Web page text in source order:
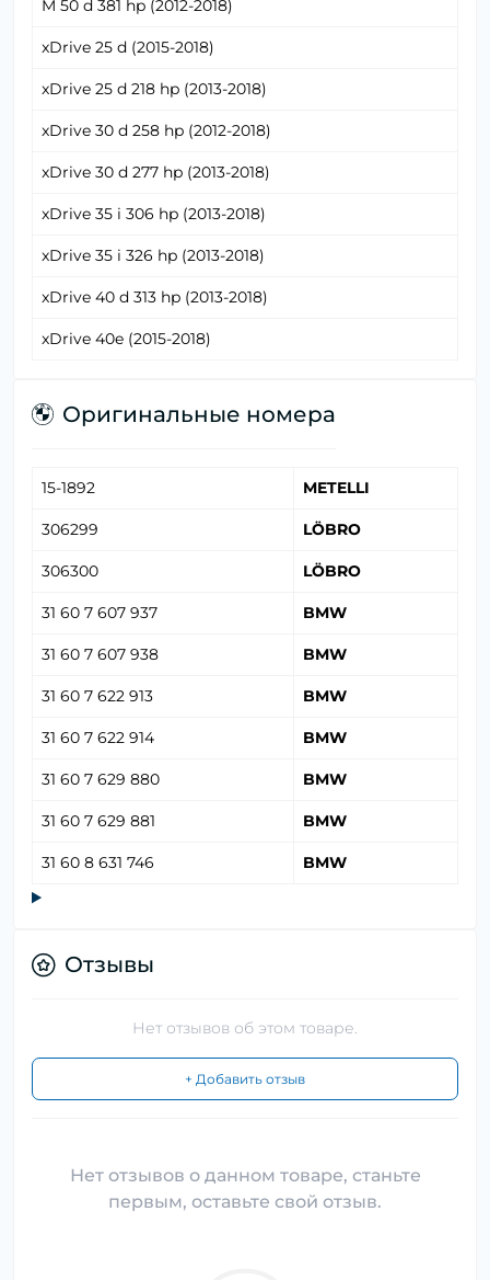
M 50 d 381 hp (2012-2018)
xDrive 25 d (2015-2018)
xDrive 25 d 218 hp (2013-2018)
xDrive 30 d 258 hp (2012-2018)
xDrive 30 d 277 hp (2013-2018)
xDrive 35 i 306 hp (2013-2018)
xDrive 35 i 326 hp (2013-2018)
xDrive 40 d 313 hp (2013-2018)
xDrive 40e (2015-2018)
Оригинальные номера
15-1892 METELLI
306299 LÖBRO
306300 LÖBRO
31 60 7 607 937 BMW
31 60 7 607 938 BMW
31 60 7 622 913 BMW
31 60 7 622 914 BMW
31 60 7 629 880 BMW
31 60 7 629 881 BMW
31 60 8 631 746 BMW
Отзывы
Нет отзывов об этом товаре.
+ Добавить отзыв
Нет отзывов о данном товаре, станьте
первым, оставьте свой отзыв.